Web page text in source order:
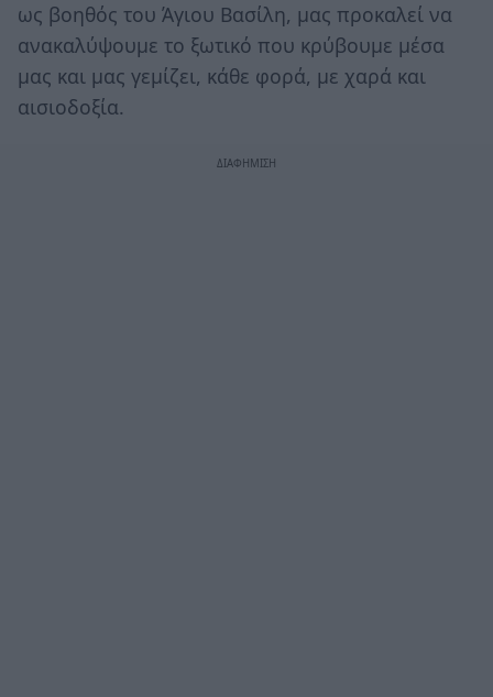
ως βοηθός του Άγιου Βασίλη, μας προκαλεί να
ανακαλύψουμε το ξωτικό που κρύβουμε μέσα
μας και μας γεμίζει, κάθε φορά, με χαρά και
αισιοδοξία.